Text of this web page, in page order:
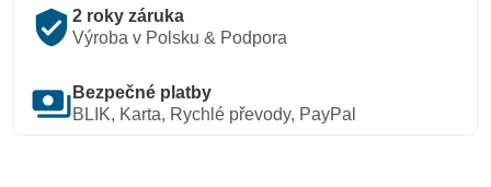
verified_user 2 roky záruka
Výroba v Polsku & Podpora
payments Bezpečné platby
BLIK, Karta, Rychlé převody, PayPal